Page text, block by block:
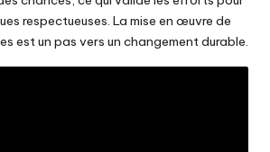
respectueuses. La mise en œuvre de
est un pas vers un changement durable.